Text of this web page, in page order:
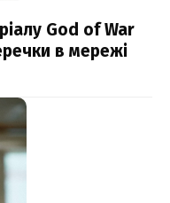
God of War
в мережі